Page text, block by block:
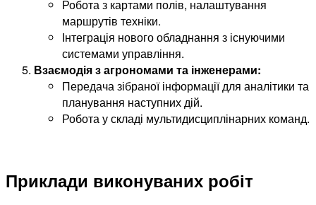
Робота з картами полів, налаштування
маршрутів техніки.
Інтеграція нового обладнання з існуючими
системами управління.
Взаємодія з агрономами та інженерами:
Передача зібраної інформації для аналітики та
планування наступних дій.
Робота у складі мультидисциплінарних команд.
Приклади виконуваних робіт